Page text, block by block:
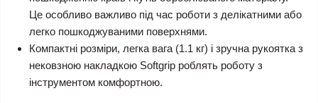
Це особливо важливо під час роботи з делікатними або
легко пошкоджуваними поверхнями.
Компактні розміри, легка вага (1.1 кг) і зручна рукоятка з
нековзною накладкою Softgrip роблять роботу з
інструментом комфортною.